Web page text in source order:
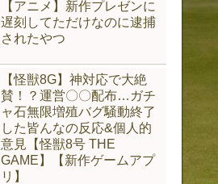
【アニメ】新作プレゼンに
遅刻してただけなのに逮捕
されたやつ
【怪獣8G】神対応で大絶
賛！？運営〇〇配布…ガチ
ャ石無限増殖バグ騒動終了
した皆んなの反応&個人的
意見【怪獣8号 THE
GAME】【新作ゲームアプ
リ】